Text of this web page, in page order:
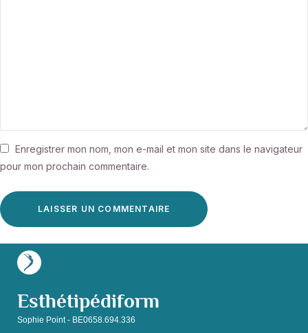
Enregistrer mon nom, mon e-mail et mon site dans le navigateur
pour mon prochain commentaire.
Esthétipédiform
Sophie Point - BE0658.694.336